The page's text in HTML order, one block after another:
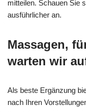
mitteilen. Schauen Sie
ausführlicher an.
Massagen,
warten wir
Als beste Ergänzung
nach Ihren